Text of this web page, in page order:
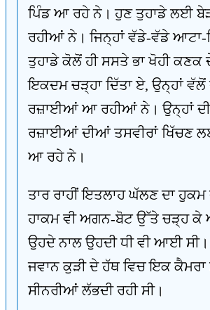
ਪਿੰਡ ਆ ਰਹੇ ਨੇ। ਹੁਣ ਤੁਹਾਡੇ ਲਈ
ਰਹੀਆਂ ਨੇ। ਜਿਨ੍ਹਾਂ ਵੱਡੇ-ਵੱਡੇ ਆਟਾ-
ਤੁਹਾਡੇ ਕੋਲੋਂ ਹੀ ਸਸਤੇ ਭਾ ਖੋਹੀ ਕਣਕ
ਇਕਦਮ ਚੜ੍ਹਾ ਦਿੱਤਾ ਏ, ਉਨ੍ਹਾਂ
ਰਜ਼ਾਈਆਂ ਆ ਰਹੀਆਂ ਨੇ। ਉਨ੍ਹਾਂ
ਰਜ਼ਾਈਆਂ ਦੀਆਂ ਤਸਵੀਰਾਂ ਖਿੱਚਣ
ਆ ਰਹੇ ਨੇ।
ਤਾਰ ਰਾਹੀਂ ਇਤਲਾਹ ਘੱਲਣ ਦਾ ਹੁਕਮ
ਹਾਕਮ ਵੀ ਅਗਨ-ਬੋਟ ਉੱਤੇ ਚੜ੍ਹ
ਉਹਦੇ ਨਾਲ ਉਹਦੀ ਧੀ ਵੀ ਆਈ ਸੀ।
ਜਵਾਨ ਕੁੜੀ ਦੇ ਹੱਥ ਵਿਚ ਇਕ ਕੈਮਰਾ
ਸੀਨਰੀਆਂ ਲੱਭਦੀ ਰਹੀ ਸੀ।